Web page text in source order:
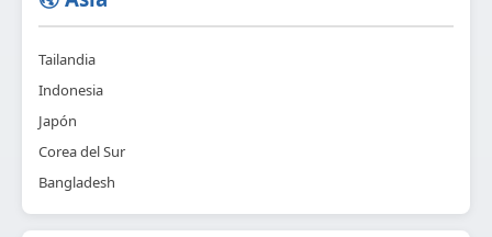
Tailandia
Indonesia
Japón
Corea del Sur
Bangladesh